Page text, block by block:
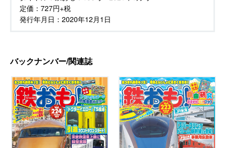
定価： 727円+税
発行年月日： 2020年12月1日
バックナンバー/関連誌